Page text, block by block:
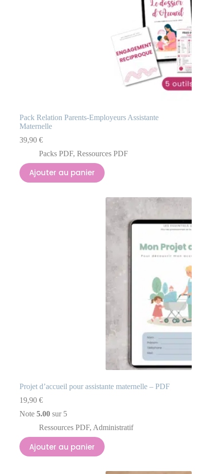
Pack Relation Parents-Employeurs Assistante
Maternelle
39,90 €
Packs PDF, Ressources PDF
Ajouter au panier
Projet d’accueil pour assistante maternelle – PDF
19,90 €
Note 5.00 sur 5
Ressources PDF, Administratif
Ajouter au panier